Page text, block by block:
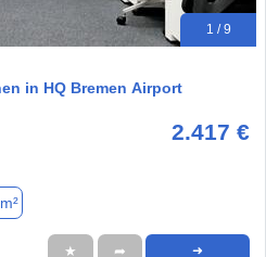
1 / 9
in HQ Bremen Airport
2.417 €
★ ➦ ➜